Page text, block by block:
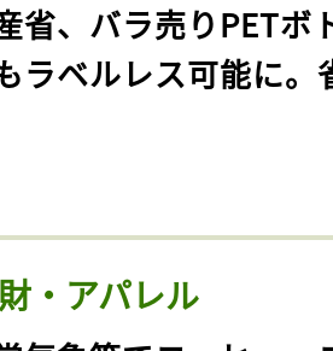
省、バラ売りPETボ
ラベルレス可能に。
・アパレル